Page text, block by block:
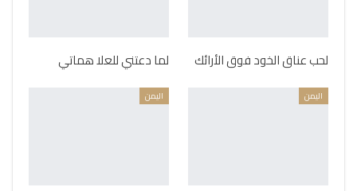
لحب عناق الخود فوق الأرائك لما دعتني للعلا هماتي
اليمن اليمن